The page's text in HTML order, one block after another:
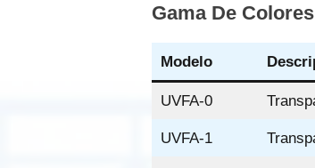
Gama De Colores
Modelo
UVFA-0
UVFA-1